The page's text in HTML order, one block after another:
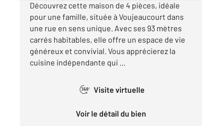
Découvrez cette maison de 4 pièces, idéale
pour une famille, située à Voujeaucourt dans
une rue en sens unique. Avec ses 93 mètres
carrés habitables, elle offre un espace de vie
généreux et convivial. Vous apprécierez la
cuisine indépendante qui ...
360° Visite virtuelle
Voir le détail du bien